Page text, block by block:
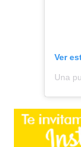
Ver
Una